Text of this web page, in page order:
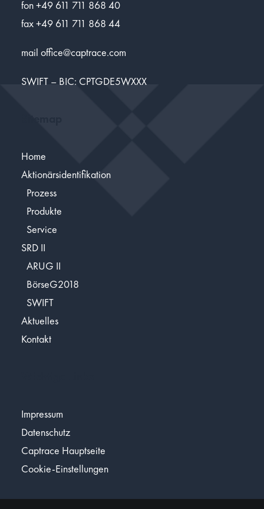
fon +49 611 711 868 40
fax +49 611 711 868 44
mail office@captrace.com
SWIFT – BIC: CPTGDE5WXXX
Home
Aktionärsidentifikation
Prozess
Produkte
Service
SRD II
ARUG II
BörseG2018
SWIFT
Aktuelles
Kontakt
Impressum
Datenschutz
Captrace Hauptseite
Cookie-Einstellungen